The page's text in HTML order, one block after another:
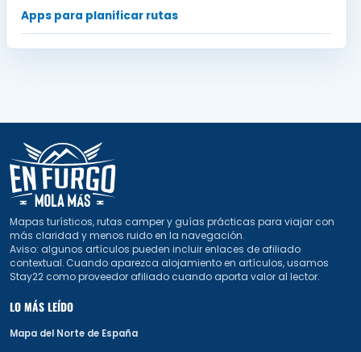
Apps para planificar rutas
Mapas turísticos, rutas camper y guías prácticas para viajar con
más claridad y menos ruido en la navegación.
Aviso: algunos artículos pueden incluir enlaces de afiliado
contextual. Cuando aparezca alojamiento en artículos, usamos
Stay22 como proveedor afiliado cuando aporta valor al lector.
LO MÁS LEÍDO
Mapa del Norte de España